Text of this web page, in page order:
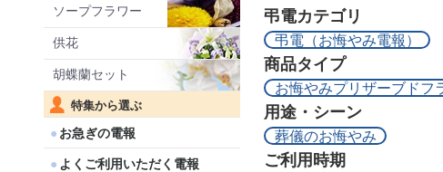
ソープフラワー
供花
胡蝶蘭セット
特集から選ぶ
お急ぎの電報
よくご利用いただく電報
弔電カテゴリ
弔電（お悔やみ電報）
商品タイプ
お悔やみプリザーブドフ
用途・シーン
葬儀のお悔やみ
ご利用時期